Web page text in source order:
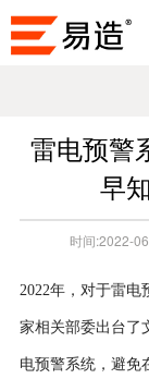
雷电预警
早
时间:2022-
2022年，对于雷
家相关部委出台了
电预警系统，避免